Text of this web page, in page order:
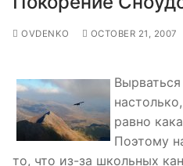
OVDENKO OCTOBER 21, 2007
равно
Поэтому
то, что из-за школьных